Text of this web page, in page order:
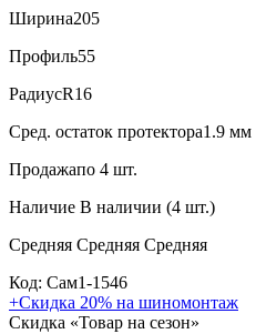
Ширина205
Профиль55
РадиусR16
Сред. остаток протектора1.9 мм
Продажапо 4 шт.
Наличие В наличии (4 шт.)
Средняя Средняя Средняя
Код: Сам1-1546
+Скидка 20% на шиномонтаж
Скидка «Товар на сезон»